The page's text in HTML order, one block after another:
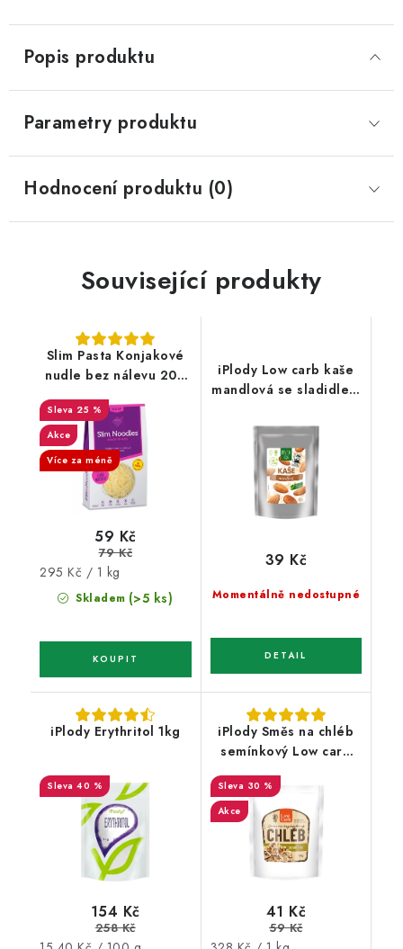
Popis produktu
Parametry produktu
Hodnocení produktu (0)
Související produkty
Slim Pasta Konjakové
nudle bez nálevu 200
25 %
Akce
Více za méně
Skladem (>5 ks)
59 Kč
79 Kč
Měrná
cena:
295 Kč / 1 kg
iPlody Low carb kaše
mandlová se sladidlem
Momentálně nedostupné
39 Kč
iPlody Erythritol 1kg
40 %
154 Kč
258 Kč
iPlody Směs na chléb
semínkový Low carb
30 %
Akce
41 Kč
59 Kč